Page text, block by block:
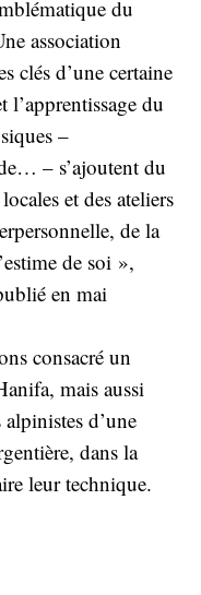
du
association
clés d’une certaine
l’apprentissage du
–
– s’ajoutent du
et des ateliers
de la
de soi »,
en mai
consacré un
mais aussi
d’une
dans la
leur technique.